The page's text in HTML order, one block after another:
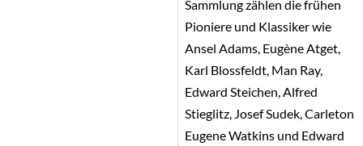
Sammlung zählen die frühen
Pioniere und Klassiker wie
Ansel Adams, Eugène Atget,
Karl Blossfeldt, Man Ray,
Edward Steichen, Alfred
Stieglitz, Josef Sudek, Carleton
Eugene Watkins und Edward